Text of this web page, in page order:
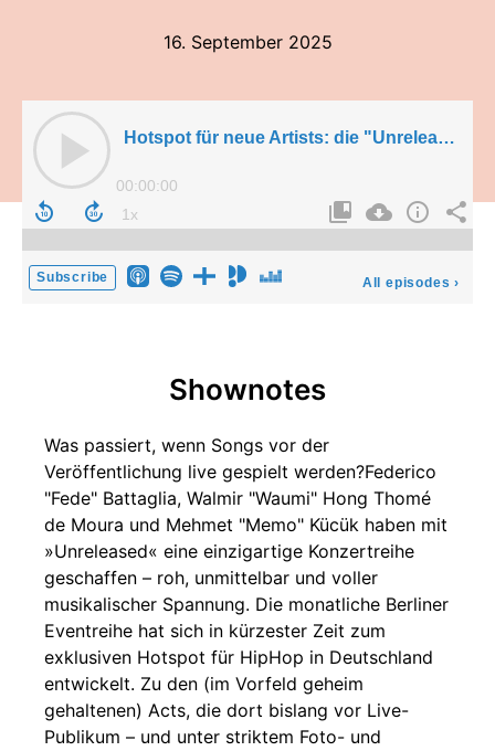
16. September 2025
Hotspot für neue Artists: die "Unreleased"-Gründer im Gespräch (feat. Kiki)
00:00:00
Subscribe All episodes ›
Shownotes
Was passiert, wenn Songs vor der
Veröffentlichung live gespielt werden?Federico
"Fede" Battaglia, Walmir "Waumi" Hong Thomé
de Moura und Mehmet "Memo" Kücük haben mit
»Unreleased« eine einzigartige Konzertreihe
geschaffen – roh, unmittelbar und voller
musikalischer Spannung. Die monatliche Berliner
Eventreihe hat sich in kürzester Zeit zum
exklusiven Hotspot für HipHop in Deutschland
entwickelt. Zu den (im Vorfeld geheim
gehaltenen) Acts, die dort bislang vor Live-
Publikum – und unter striktem Foto- und